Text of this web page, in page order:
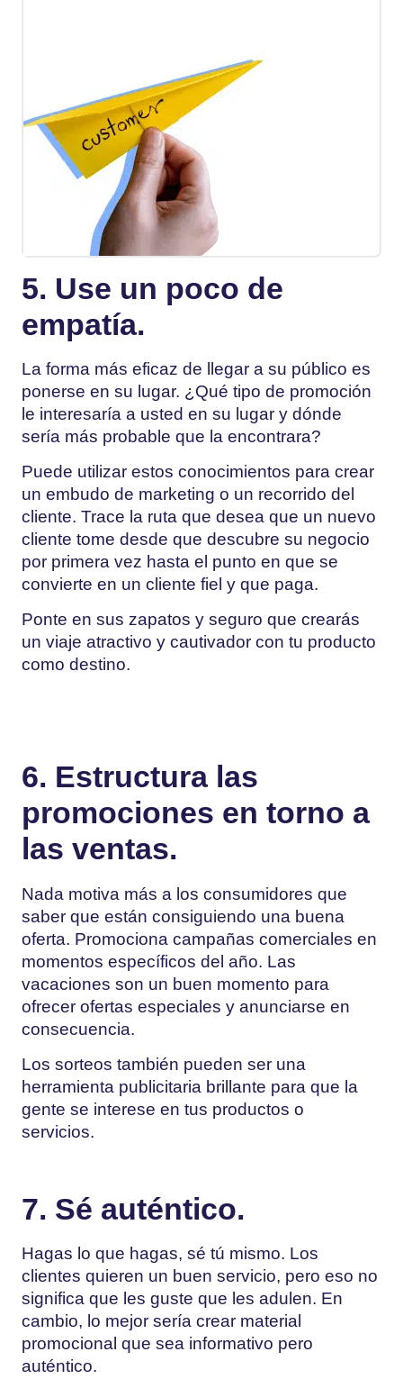
5. Use un poco de
empatía.
La forma más eficaz de llegar a su público es
ponerse en su lugar. ¿Qué tipo de promoción
le interesaría a usted en su lugar y dónde
sería más probable que la encontrara?
Puede utilizar estos conocimientos para crear
un embudo de marketing o un recorrido del
cliente. Trace la ruta que desea que un nuevo
cliente tome desde que descubre su negocio
por primera vez hasta el punto en que se
convierte en un cliente fiel y que paga.
Ponte en sus zapatos y seguro que crearás
un viaje atractivo y cautivador con tu producto
como destino.
6. Estructura las
promociones en torno a
las ventas.
Nada motiva más a los consumidores que
saber que están consiguiendo una buena
oferta. Promociona campañas comerciales en
momentos específicos del año. Las
vacaciones son un buen momento para
ofrecer ofertas especiales y anunciarse en
consecuencia.
Los sorteos también pueden ser una
herramienta publicitaria brillante para que la
gente se interese en tus productos o
servicios.
7. Sé auténtico.
Hagas lo que hagas, sé tú mismo. Los
clientes quieren un buen servicio, pero eso no
significa que les guste que les adulen. En
cambio, lo mejor sería crear material
promocional que sea informativo pero
auténtico.